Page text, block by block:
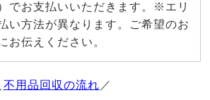
でお支払いいただきます。※エリ
い方法が異なります。ご希望のお
お伝えください。
不用品回収の流れ ／